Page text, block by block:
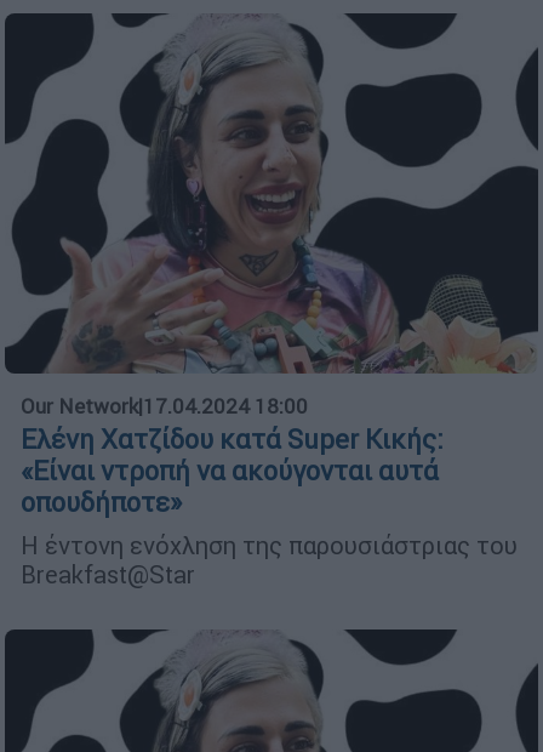
Our Network|17.04.2024 18:00
Ελένη Χατζίδου κατά Super Κικής:
«Είναι ντροπή να ακούγονται αυτά
οπουδήποτε»
Η έντονη ενόχληση της παρουσιάστριας του
Breakfast@Star